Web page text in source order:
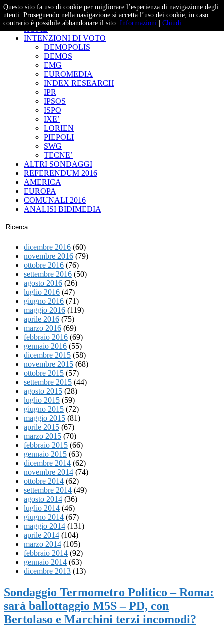
– Studi e Proiezioni Elettorali
HOME
INTENZIONI DI VOTO
DEMOPOLIS
DEMOS
EMG
EUROMEDIA
INDEX RESEARCH
IPR
IPSOS
ISPO
IXE’
LORIEN
PIEPOLI
SWG
TECNE’
ALTRI SONDAGGI
REFERENDUM 2016
AMERICA
EUROPA
COMUNALI 2016
ANALISI BIDIMEDIA
dicembre 2016 (60)
novembre 2016 (79)
ottobre 2016 (76)
settembre 2016 (50)
agosto 2016 (26)
luglio 2016 (47)
giugno 2016 (71)
maggio 2016 (119)
aprile 2016 (75)
marzo 2016 (69)
febbraio 2016 (69)
gennaio 2016 (55)
dicembre 2015 (58)
novembre 2015 (68)
ottobre 2015 (57)
settembre 2015 (44)
agosto 2015 (28)
luglio 2015 (59)
giugno 2015 (72)
maggio 2015 (81)
aprile 2015 (67)
marzo 2015 (70)
febbraio 2015 (66)
gennaio 2015 (63)
dicembre 2014 (62)
novembre 2014 (74)
ottobre 2014 (62)
settembre 2014 (49)
agosto 2014 (36)
luglio 2014 (46)
giugno 2014 (67)
maggio 2014 (131)
aprile 2014 (104)
marzo 2014 (105)
febbraio 2014 (92)
gennaio 2014 (63)
dicembre 2013 (13)
Sondaggio Termometro Politico – Roma:
sarà ballottaggio M5S – PD, con
Bertolaso e Marchini terzi incomodi?
Questo sito fa uso di cookie per migliorare l’esperienza di navigazione degli
utenti. Proseguendo nella navigazione si accetta l’uso dei cookie; in caso
contrario è possibile abbandonare il sito. Informazioni Chiudi